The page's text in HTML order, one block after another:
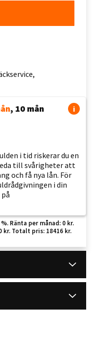
, 10 mån i
i tid riskerar du en
till svårigheter att
och få nya lån. För
i din
Ränta per månad: 0 kr.
kr. Totalt pris: 18416 kr.